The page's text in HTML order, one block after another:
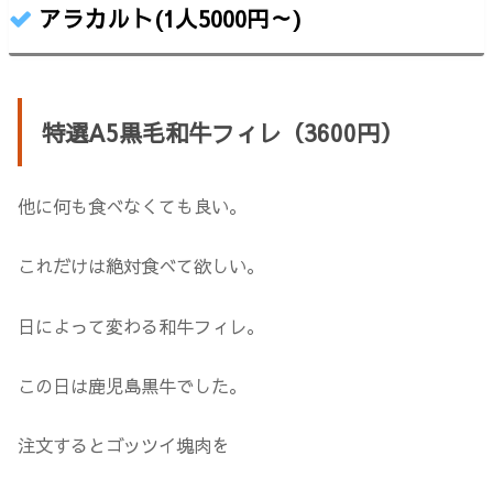
アラカルト(1人5000円～)
特選A5黒毛和牛フィレ（3600円）
他に何も食べなくても良い。
これだけは絶対食べて欲しい。
日によって変わる和牛フィレ。
この日は鹿児島黒牛でした。
注文するとゴッツイ塊肉を